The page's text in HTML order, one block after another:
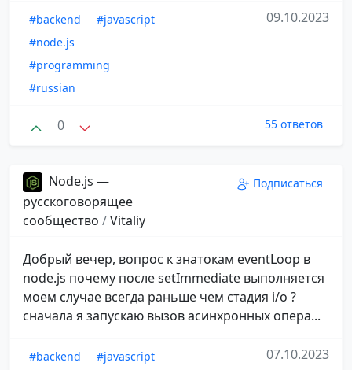
#backend
#javascript
#node.js
#programming
#russian
09.10.2023
0 55 ответов
Node.js —
русскоговорящее
сообщество /Vitaliy
Подписаться
Добрый вечер, вопрос к знатокам eventLoop в
node.js почему после setImmediate выполняется
моем случае всегда раньше чем стадия i/o ?
сначала я запускаю вызов асинхронных опера...
#backend
#javascript
07.10.2023